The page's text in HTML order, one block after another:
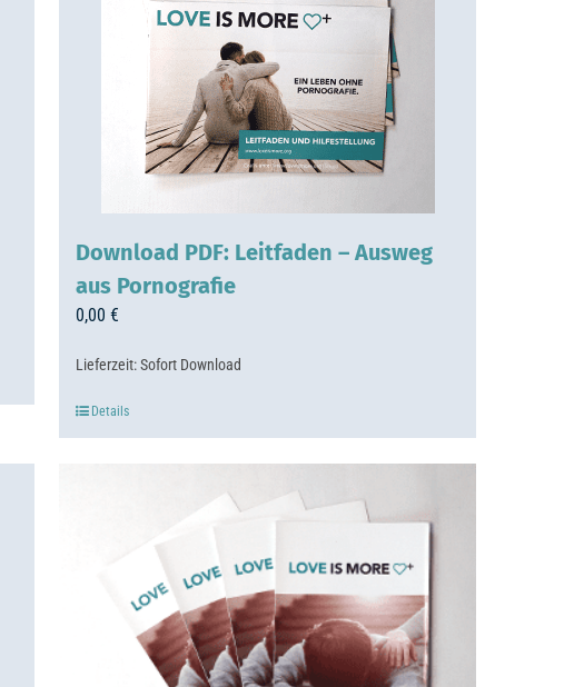
Download PDF: Leitfaden – Ausweg
aus Pornografie
0,00€
Lieferzeit:Sofort Download
Details